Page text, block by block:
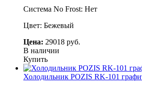
Система No Frost: Нет
Цвет: Бежевый
Цена: 29018 руб.
В наличии
Купить
Холодильник POZIS RK-101